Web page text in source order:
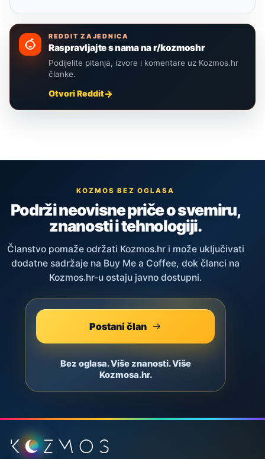
REDDIT ZAJEDNICA
Raspravljajte s nama na r/kozmoshr
Podijelite pitanja, izvore i komentare uz Kozmos.hr
članke.
Otvori Reddit
KOZMOS BEZ OGLASA
Podrži neovisne priče o svemiru,
znanosti i tehnologiji.
Članstvo pomaže održati Kozmos.hr i može uključivati
dodatne sadržaje na Buy Me a Coffee, dok članci na
Kozmos.hr-u ostaju javno dostupni.
Postani član
Bez oglasa. Više znanosti. Više
Kozmosa.hr.
Podnožje stranice